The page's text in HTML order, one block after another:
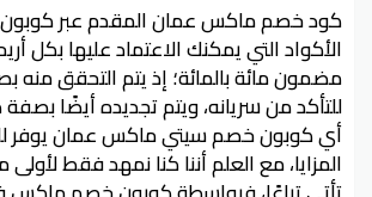
كود خصم ماكس عمان المقدم عبر
الأكواد التي يمكنك الاعتماد عليها بكل
مضمون مائة بالمائة؛ إذ يتم التحقق منه
للتأكد من سريانه، ويتم تجديده أيضًا بصفة
أي كوبون خصم سيتي ماكس عمان يوفر
المزايا، مع العلم أننا كنا نمهد فقط لأولى